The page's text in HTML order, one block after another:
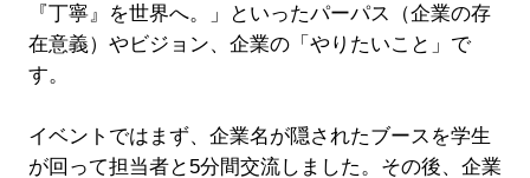
『丁寧』を世界へ。」といったパーパス（企業の存
在意義）やビジョン、企業の「やりたいこと」で
す。
イベントではまず、企業名が隠されたブースを学生
が回って担当者と5分間交流しました。その後、企業